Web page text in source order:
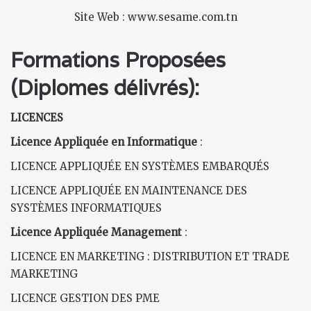
Site Web : www.sesame.com.tn
Formations Proposées
(Diplomes délivrés):
LICENCES
Licence Appliquée en Informatique :
LICENCE APPLIQUÉE EN SYSTÈMES EMBARQUÉS
LICENCE APPLIQUÉE EN MAINTENANCE DES
SYSTÈMES INFORMATIQUES
Licence Appliquée Management :
LICENCE EN MARKETING : DISTRIBUTION ET TRADE
MARKETING
LICENCE GESTION DES PME